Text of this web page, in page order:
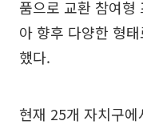
품으로 교환 참여형
아 향후 다양한 형
했다.
현재 25개 자치구